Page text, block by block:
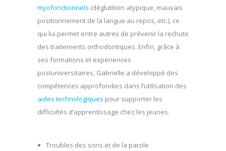
myofonctionnels (déglutition atypique, mauvais
positionnement de la langue au repos, etc.), ce
qui lui permet entre autres de prévenir la rechute
des traitements orthodontiques. Enfin, grâce à
ses formations et expériences
postuniversitaires, Gabrielle a développé des
compétences approfondies dans l’utilisation des
aides technologiques pour supporter les
difficultés d’apprentissage chez les jeunes.
Troubles des sons et de la parole